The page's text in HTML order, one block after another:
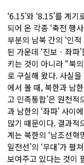
‘6.15’와 ‘8.15’를 계
되어 온 각종 ‘축전 행
부분의 남북 간의 ‘인
된 가운데 ‘진보ㆍ좌파
키는 것이 아니라 “북
로 구실해 왔다. 사실
에서 볼 때, 북한과 남
고 민족통합’은 원천
과 남한의 ‘좌파’ 사이
많기 때문이다. 결과적
계는 북한의 ‘남조선혁
일전선’의 ‘무대’가
보여주고 있다는 것이